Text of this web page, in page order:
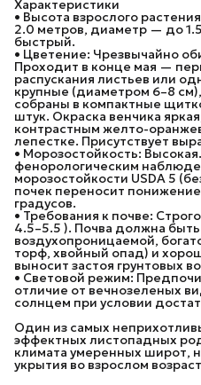
Характеристики
• Высота взрослого
2.0 метров, диаметр — до
быстрый.
• Цветение: Чрезвычайно
Проходит в конце мая —
распускания листьев или
крупные (диаметром 6–8
собраны в компактные
штук. Окраска венчика
контрастным желто-
лепестке. Присутствует
• Морозостойкость:
фенорологическим
морозостойкости USDA 5
почек переносит
градусов.
• Требования к почве:
4.5–5.5 ). Почва должна
воздухопроницаемой,
торф, хвойный опад) и
выносит застоя грунтовых
• Световой режим:
отличие от вечнозеленых
солнцем при условии
Один из самых
эффектных листопадных
климата умеренных широт,
укрытия во взрослом